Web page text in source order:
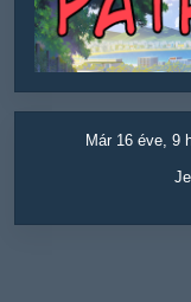
Már 16 éve, 9